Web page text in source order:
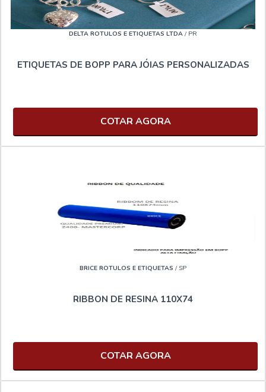
DELTA ROTULOS E ETIQUETAS LTDA / PR
ETIQUETAS DE BOPP PARA JÓIAS PERSONALIZADAS
COTAR AGORA
BRICE ROTULOS E ETIQUETAS / SP
RIBBON DE RESINA 110X74
COTAR AGORA